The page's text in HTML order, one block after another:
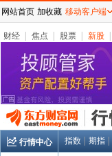
财经 | 焦点 | 股票 | 新股 |
行情中心 指数 | 期指 |
网站首页 加收藏 移动客户端